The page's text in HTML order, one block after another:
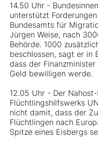
14.50 Uhr -
unterstützt
Bundesamts für
Jürgen Weise, nach
Behörde. 1000
beschlossen, sagt er in
dass der
Geld bewilligen werde.
12.05 Uhr - Der
Flüchtlingshilfswerks
nicht damit, dass der
Flüchtlingen nach
Spitze eines Eisbergs